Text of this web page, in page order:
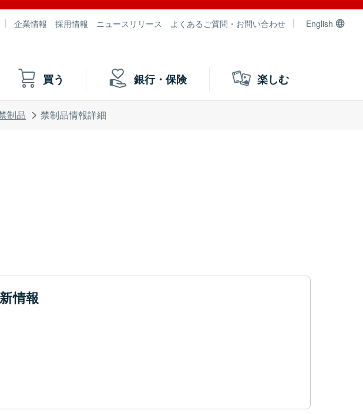
企業情報 採用情報 ニュースリリース よくあるご質問・お問い合わせ English
買う 銀行・保険 楽しむ
制品 禁制品情報詳細
情報